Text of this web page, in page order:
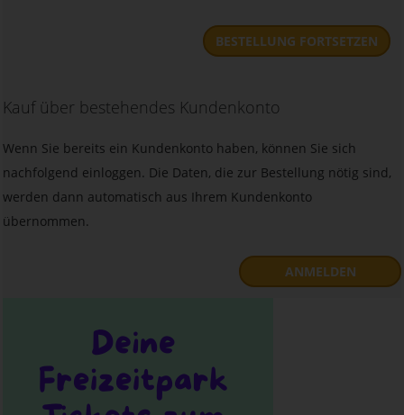
BESTELLUNG FORTSETZEN
Kauf über bestehendes Kundenkonto
Wenn Sie bereits ein Kundenkonto haben, können Sie sich
nachfolgend einloggen. Die Daten, die zur Bestellung nötig sind,
werden dann automatisch aus Ihrem Kundenkonto
übernommen.
ANMELDEN